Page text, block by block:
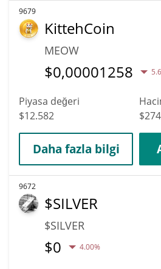
9679
KittehCoin
MEOW
$0,00001258
Piyasa değeri
$12.582
$274
Daha fazla bilgi
9672
$SILVER
$SILVER
$0 4.00%